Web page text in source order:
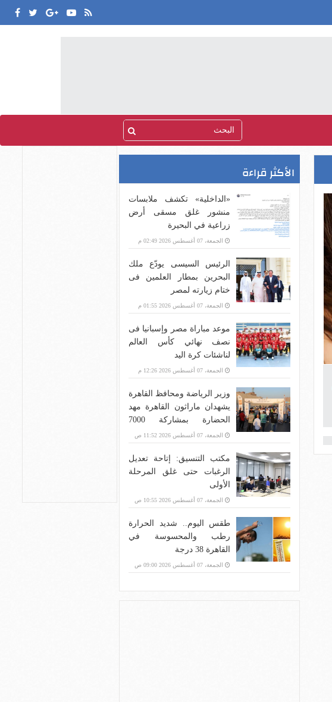
الأكثر قراءة
«الداخلية» تكشف ملابسات
منشور غلق مسقى أرض
زراعية في البحيرة
الجمعة، 07 أغسطس 2026 02:49 م
الرئيس السيسى يودّع ملك
البحرين بمطار العلمين فى
ختام زيارته لمصر
الجمعة، 07 أغسطس 2026 01:55 م
موعد مباراة مصر وإسبانيا فى
نصف نهائي كأس العالم
لناشئات كرة اليد
الجمعة، 07 أغسطس 2026 12:26 م
وزير الرياضة ومحافظ القاهرة
يشهدان ماراثون القاهرة مهد
الحضارة بمشاركة 7000
متسابق
الجمعة، 07 أغسطس 2026 11:52 ص
مكتب التنسيق: إتاحة تعديل
الرغبات حتى غلق المرحلة
الأولى
الجمعة، 07 أغسطس 2026 10:55 ص
طقس اليوم.. شديد الحرارة
رطب والمحسوسة في
القاهرة 38 درجة
الجمعة، 07 أغسطس 2026 09:00 ص